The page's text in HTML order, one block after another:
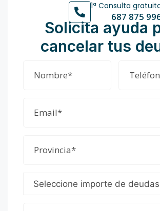
1ª Consulta
687 875
Solicita ayuda
cancelar tus